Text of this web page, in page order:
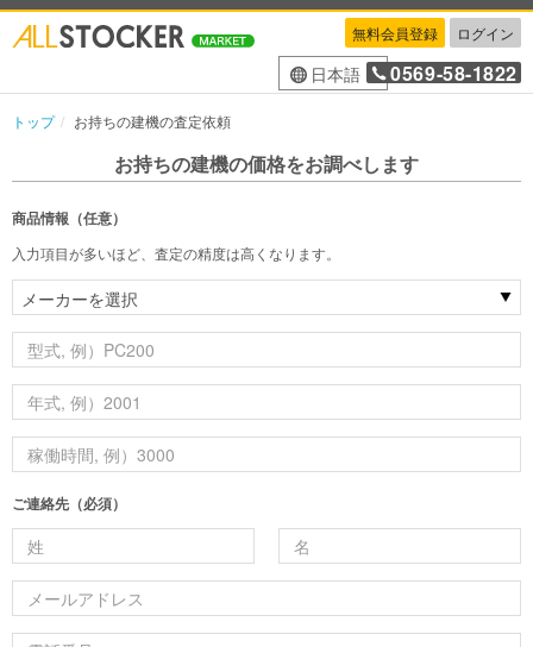
無料会員登録 ログイン
日本語 0569-58-1822
トップ お持ちの建機の査定依頼
お持ちの建機の価格をお調べします
商品情報（任意）
入力項目が多いほど、査定の精度は高くなります。
ご連絡先（必須）